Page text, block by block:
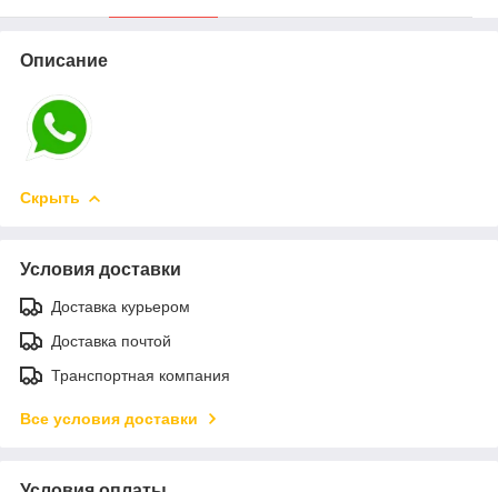
Описание
Скрыть
Условия доставки
Доставка курьером
Доставка почтой
Транспортная компания
Все условия доставки